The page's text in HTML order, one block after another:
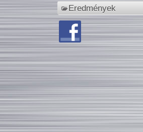
Eredmények